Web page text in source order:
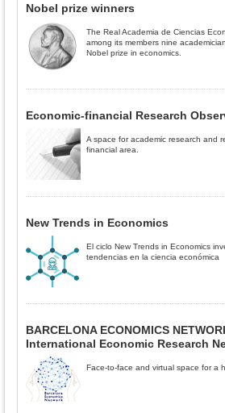
Nobel prize winners
The Real Academia de Ciencias
among its members nine
Nobel prize in economics.
Economic-financial Research
A space for academic research and
financial area.
New Trends in Economics
El ciclo New Trends in Economics
tendencias en la ciencia económica
BARCELONA ECONOMICS
International Economic Research
Face-to-face and virtual space for a